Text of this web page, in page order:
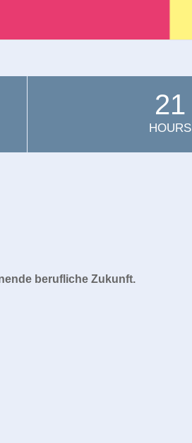
21
HOURS
berufliche Zukunft.